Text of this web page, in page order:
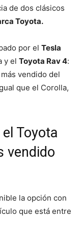
de dos clásicos
Toyota.
por el Tesla
y el Toyota Rav 4:
vendido del
que el Corolla,
Toyota
vendido
la opción con
que está entre